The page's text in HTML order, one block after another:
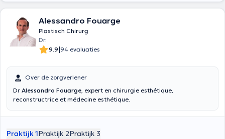
Alessandro Fouarge
Plastisch Chirurg
Dr.
9.9|94 evaluaties
Over de zorgverlener
Dr Alessandro Fouarge, expert en chirurgie esthétique,
reconstructrice et médecine esthétique.
Praktijk 1Praktijk 2Praktijk 3